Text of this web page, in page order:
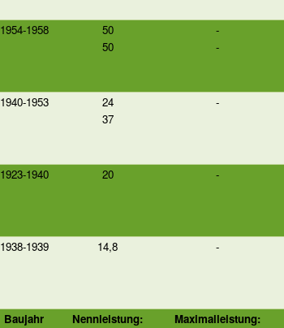
1954-1958
50
50
-
-
1940-1953
24
37
-
1923-1940 20 -
1938-1939 14,8 -
Baujahr
Nennleistung:
Maximalleistung: